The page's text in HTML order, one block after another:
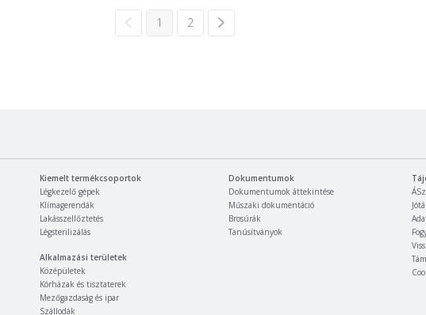
1 2
Kiemelt termékcsoportok
Légkezelő gépek
Klímagerendák
Lakásszellőztetés
Légsterilizálás
Alkalmazási területek
Középületek
Kórházak és tisztaterek
Mezőgazdaság és ipar
Szállodák
Dokumentumok
Dokumentumok áttekintése
Műszaki dokumentáció
Brosúrák
Tanúsítványok